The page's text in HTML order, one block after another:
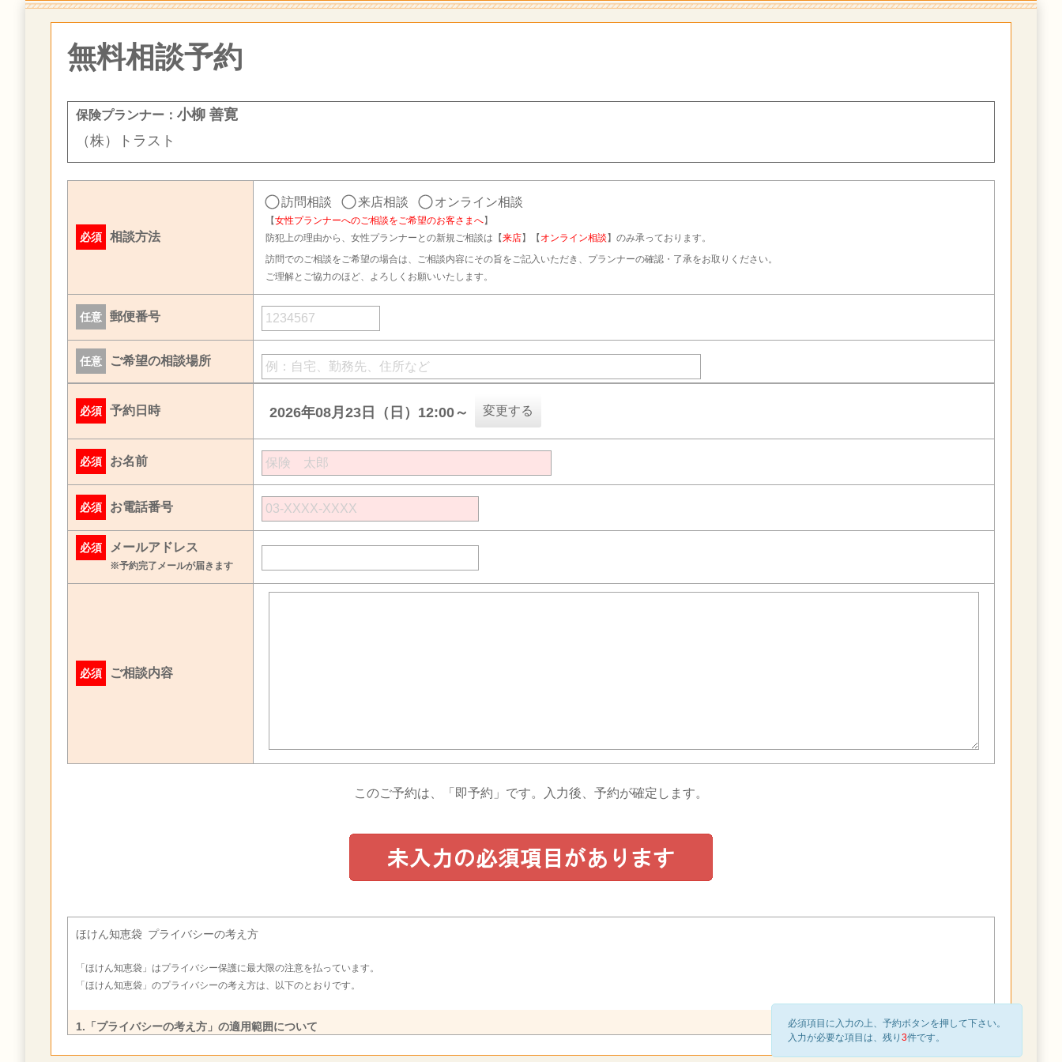
無料相談予約
保険プランナー： 小柳 善寛
（株）トラスト
必須 相談方法
訪問相談 来店相談 オンライン相談
【女性プランナーへのご相談をご希望のお客さまへ】
防犯上の理由から、女性プランナーとの新規ご相談は【来店】【 オンライン相談 】のみ承っております。
訪問でのご相談をご希望の場合は、ご相談内容にその旨をご記入いただき、プランナーの確認・了承をお取りください。
ご理解とご協力のほど、よろしくお願いいたします。
任意 郵便番号
任意 ご希望の相談場所
必須 予約日時 2026年08月23日（日）12:00～ 変更する
必須 お名前
必須 お電話番号
必須 メールアドレス
※予約完了メールが届きます
必須 ご相談内容
このご予約は、「即予約」です。 入力後、予約が確定します。
ほけん知恵袋 プライバシーの考え方
「ほけん知恵袋」はプライバシー保護に最大限の注意を払っています。
「ほけん知恵袋」のプライバシーの考え方は、以下のとおりです。
1.「プライバシーの考え方」の適用範囲について
必須項目に入力の上、予約ボタンを押して下さい。
入力が必要な項目は、残り 3件です。